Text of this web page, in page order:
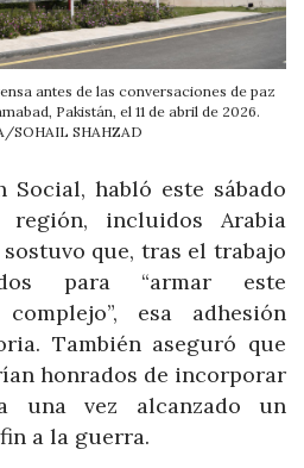
antes de las conversaciones de paz
Pakistán, el 11 de abril de 2026.
SOHAIL SHAHZAD
habló este sábado
incluidos Arabia
que, tras el trabajo
para “armar este
esa adhesión
También aseguró que
honrados de incorporar
una vez alcanzado un
a la guerra.